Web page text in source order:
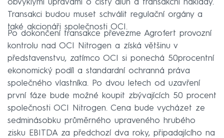
obvyklými úpravami o čistý dluh a transakční náklady.
Transakci budou muset schválit regulační orgány a
také akcionáři společnosti OCI.
Po dokončení transakce převezme Agrofert provozní
kontrolu nad OCI Nitrogen a získá většinu v
představenstvu, zatímco OCI si ponechá 50procentní
ekonomický podíl a standardní ochranná práva
společného vlastníka. Po dvou letech od uzavření
první fáze bude možné koupit zbývajících 50 procent
společnosti OCI Nitrogen. Cena bude vycházet ze
sedminásobku průměrného upraveného hrubého
zisku EBITDA za předchozí dva roky, připadajícího na